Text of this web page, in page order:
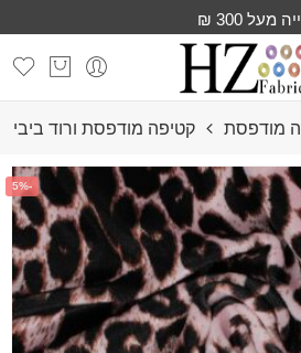
300 ₪
מודפסת קטיפה מודפסת ורוד ביבי
-5%